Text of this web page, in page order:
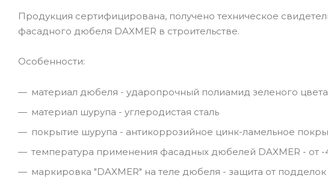
Продукция сертифицирована, получено техническое
фасадного дюбеля DAXMER в строительстве.
Особенности:
материал дюбеля - ударопрочный полиамид зеленого цвета
материал шурупа - углеродистая сталь
покрытие шурупа - антикоррозийное цинк-ламельное
температура применения фасадных дюбелей DAXMER - от -
маркировка "DAXMER" на теле дюбеля - защита от подделок